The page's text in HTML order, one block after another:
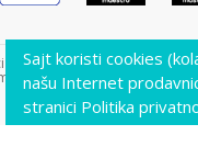
u opisu proizvoda,
da su dostupni u svakom
Sajt koristi cookies
našu Internet
stranici Politika